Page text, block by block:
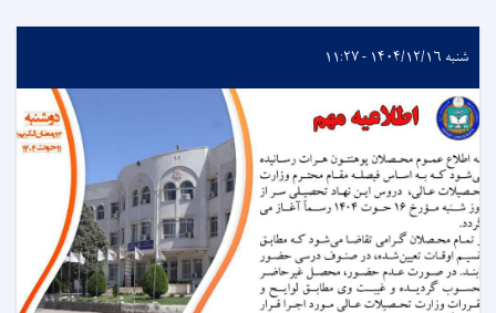
شنبه ۱۴۰۴/۱۲/۱۶ - ۱۱:۲۷